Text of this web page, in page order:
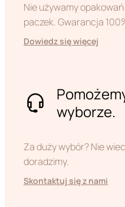
Nie używamy
paczek. Gwarancja
Dowiedz się więcej
wyborze.
Za duży wybór? Nie
doradzimy.
Skontaktuj się z nami